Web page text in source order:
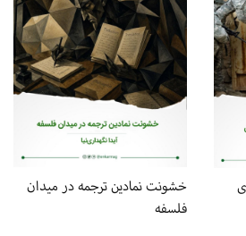
خشونت نمادین ترجمه در میدان
فلسفه